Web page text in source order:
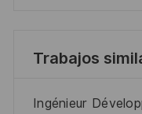
Trabajos
Ingénieur